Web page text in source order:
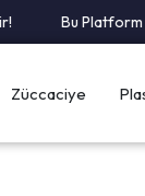
Bu Platform
Züccaciye